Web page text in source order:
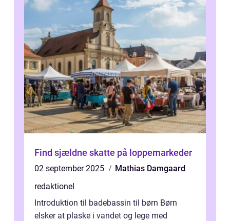
Find sjældne skatte på loppemarkeder
02 september 2025
Mathias Damgaard
redaktionel
Introduktion til badebassin til børn Børn
elsker at plaske i vandet og lege med